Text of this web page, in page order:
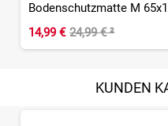
Bodenschutzmatte M
14,99 € 24,99 €²
KUNDEN